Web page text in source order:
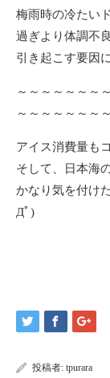
梅雨時の冷たい
過ぎより体調不
引き起こす要因
～～～～～～～
～～～～～～～
アイス消費量も
そして、日本海
かなり気を付け
Дﾟ)
投稿者: tpurara